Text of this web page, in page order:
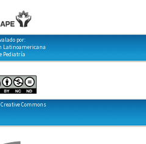
por:
Latinoamericana
Pediatría
Commons